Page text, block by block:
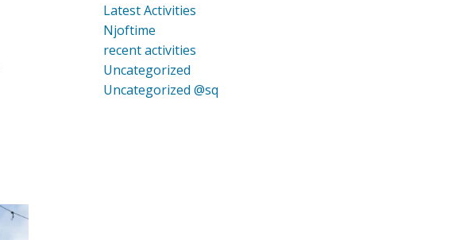
Latest Activities
Njoftime
recent activities
Uncategorized
Uncategorized @sq